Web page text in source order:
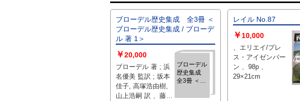
ブローデル歴史集成 全3冊 ＜
ブローデル歴史集成 / ブローデ
ル 著 1＞
ブローデル
歴史集成
全3冊 ＜ブ
史集成 / ブ
￥20,000
ブローデル 著 ; 浜
名優美 監訳 ; 坂本
佳子, 高塚浩由樹,
山上浩嗣 訳 、藤原
レイル No.87
￥ 10,000
、エリエイ/プレ
ス・アイゼンバー
ン 、98p 、
29×21cm